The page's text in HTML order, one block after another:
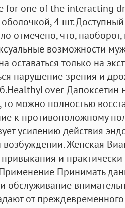
for one of the interacting
4 шт.
отмечено, что,
возможности
оставаться только на
нарушение зрения и
Дапоксетин
то можно полностью
к противоположному
усилению действия
Женская
и
Принимать
обслуживание
от